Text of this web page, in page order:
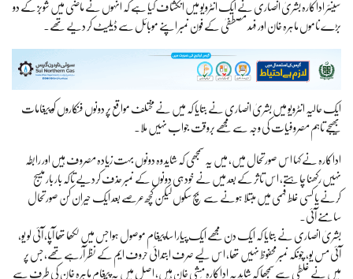
سینئر اداکارہ بشریٰ انصاری نے ایک انٹرویو میں انکشاف کیا ہے کہ انہوں نے ماضی میں شوبز کے دو
بڑے ناموں ماہرہ خان اور فہد مصطفیٰ کے فون نمبر اپنے موبائل سے ڈیلیٹ کر دیے تھے۔
ایک حالیہ انٹرویو میں بشریٰ انصاری نے بتایا کہ میں نے مختلف مواقع پر دونوں فنکاروں کو پیغامات
بھیجے تاہم مصروفیات کی وجہ سے مجھے بروقت جواب نہیں ملا۔
اداکارہ نے کہا اس صورتحال میں، میں یہ سمجھی کہ شاید وہ دونوں بہت زیادہ مصروف ہیں اور رابطہ
نہیں رکھنا چاہتے، اس تاثر کے بعد میں نے خود ہی دونوں کے نمبر حذف کردیے تاکہ بار بار میسج
کرنے یا کسی غلط فہمی میں مبتلا ہونے سے بچ سکوں لیکن کچھ عرصے بعد ایک حیران کن صورتحال
سامنے آئی۔
بشریٰ انصاری نے بتایا کہ ایک دن مجھے ایک پیارا سا پیغام موصول ہوا جس میں لکھا تھا آپا، آئی لو یو،
آئی مس یو، چونکہ نمبر محفوظ نہیں تھا، اس لیے صرف ابتدائی حروف ایم کے نظر آرہے تھے، جس پر
میں نے غلطی سے سمجھا کہ شاید یہ اداکارہ مِشی خان ہیں، اصل میں یہ پیغام ماہرہ خان کی طرف سے